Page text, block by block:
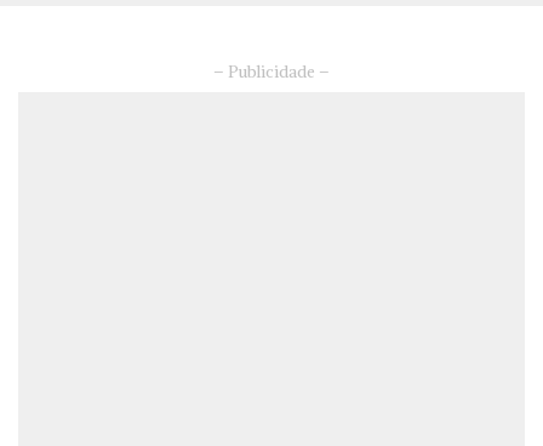
– Publicidade –